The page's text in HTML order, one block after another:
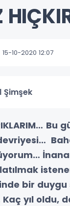
15-10-2020 12:07
Şimşek
Bu
bir duygu
yıl oldu,